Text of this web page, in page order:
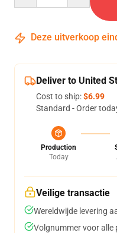
Deze uitverkoop
Deliver to United
Cost to ship:$6.99
Standard - Order
Production
Today
Veilige transactie
Wereldwijde levering
Volgnummer voor